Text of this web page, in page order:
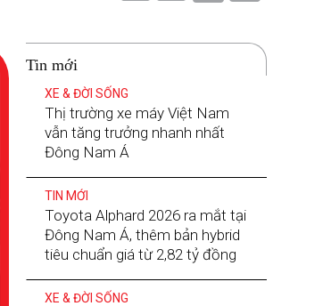
Tin mới
XE & ĐỜI SỐNG
Thị trường xe máy Việt Nam
vẫn tăng trưởng nhanh nhất
Đông Nam Á
TIN MỚI
Toyota Alphard 2026 ra mắt tại
Đông Nam Á, thêm bản hybrid
tiêu chuẩn giá từ 2,82 tỷ đồng
XE & ĐỜI SỐNG